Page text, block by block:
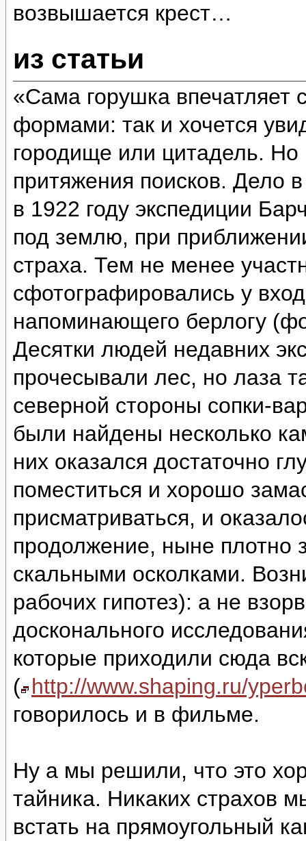
возвышается крест…
из статьи
«Сама горушка
формами: так и хочется
городище или цитадель. Но
притяжения поисков. Дело
в 1922 году экспедиции
под землю, при
страха. Тем не менее
сфотографировались у
напоминающего берлогу
Десятки людей недавних
прочесывали лес, но лаза
северной стороны сопки-
были найдены несколько
них оказался достаточно
поместиться и хорошо
присматриваться, и
продолжение, ныне плотно
скальными осколками.
рабочих гипотез): а не
досконального
которые приходили сюда
( http://www.shaping.ru/
говорилось и в фильме.
Ну а мы решили, что это
тайника. Никаких страхов
встать на прямоугольный